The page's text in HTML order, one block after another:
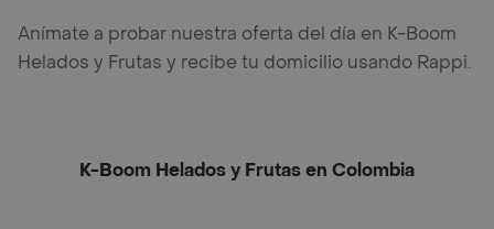
Anímate a probar nuestra oferta del día en K-Boom
Helados y Frutas y recibe tu domicilio usando Rappi.
K-Boom Helados y Frutas en Colombia